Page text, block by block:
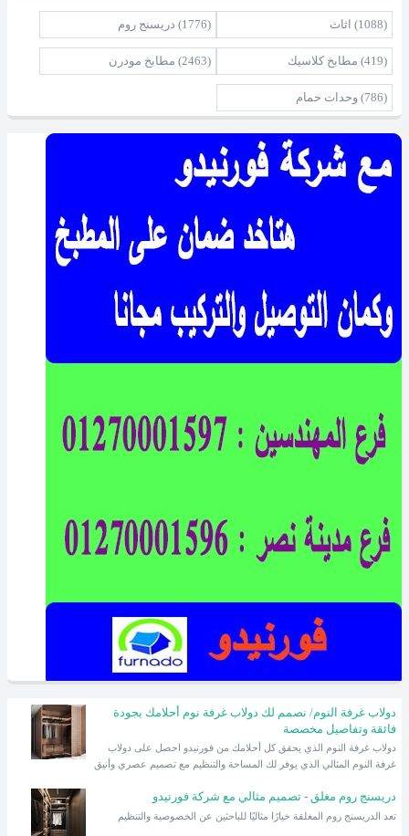
اثاث (1088) دريسنج روم (1776)
مطابخ كلاسيك (419) مطابخ مودرن (2463)
وحدات حمام (786)
دولاب غرفة النوم/ نصمم لك دولاب غرفة نوم أحلامك بجودة
فائقة وتفاصيل مخصصة
غرفة النوم المثالي الذي يوفر لك المساحة والتنظيم مع تصميم عصري وأنيق
دريسنج روم مغلق - تصميم مثالي مع شركة فورنيدو
تعد الدريسنج روم المغلقة خيارًا مثاليًا للباحثين عن الخصوصية والتنظيم